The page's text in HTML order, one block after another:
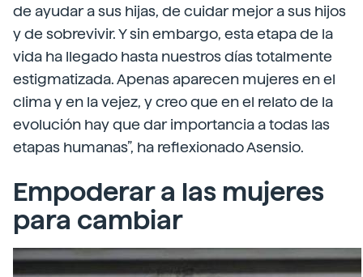
de ayudar a sus hijas, de cuidar mejor a sus hijos
y de sobrevivir. Y sin embargo, esta etapa de la
vida ha llegado hasta nuestros días totalmente
estigmatizada. Apenas aparecen mujeres en el
clima y en la vejez, y creo que en el relato de la
evolución hay que dar importancia a todas las
etapas humanas”, ha reflexionado Asensio.
Empoderar a las mujeres
para cambiar